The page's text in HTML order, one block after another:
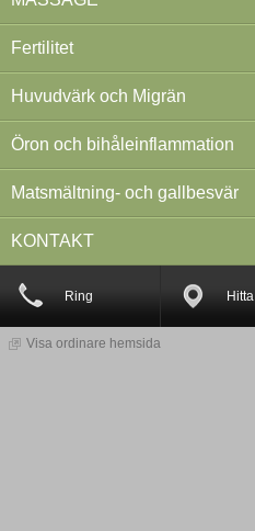
Fertilitet
Huvudvärk och Migrän
Öron och bihåleinflammation
Matsmältning- och gallbesvär
KONTAKT
Ring Hitta
Visa ordinare hemsida